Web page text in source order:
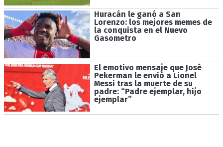
Huracán le ganó a San
Lorenzo: los mejores memes de
la conquista en el Nuevo
Gasometro
El emotivo mensaje que José
Pekerman le envió a Lionel
Messi tras la muerte de su
padre: “Padre ejemplar, hijo
ejemplar”